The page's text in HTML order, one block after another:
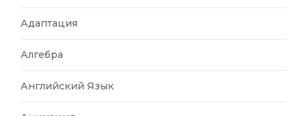
Адаптация
Алгебра
Английский Язык